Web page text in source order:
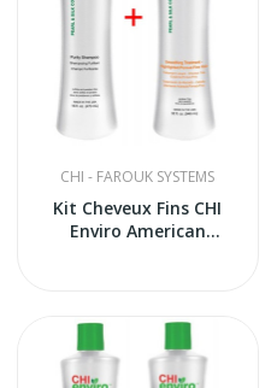
CHI - FAROUK SYSTEMS
Kit Cheveux Fins CHI
Enviro American